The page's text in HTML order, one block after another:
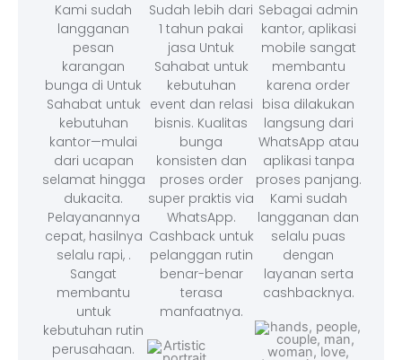
Kami sudah
langganan
pesan
karangan
bunga di Untuk
Sahabat untuk
kebutuhan
kantor—mulai
dari ucapan
selamat hingga
dukacita.
Pelayanannya
cepat, hasilnya
selalu rapi, .
Sangat
membantu
untuk
kebutuhan rutin
perusahaan.
Sudah lebih dari
1 tahun pakai
jasa Untuk
Sahabat untuk
kebutuhan
event dan relasi
bisnis. Kualitas
bunga
konsisten dan
proses order
super praktis via
WhatsApp.
Cashback untuk
pelanggan rutin
benar-benar
terasa
manfaatnya.
Sebagai admin
kantor, aplikasi
mobile sangat
membantu
karena order
bisa dilakukan
langsung dari
WhatsApp atau
aplikasi tanpa
proses panjang.
Kami sudah
langganan dan
selalu puas
dengan
layanan serta
cashbacknya.